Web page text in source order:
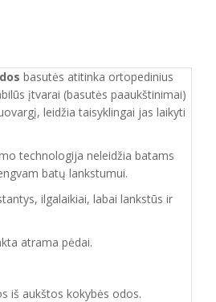
basutės atitinka ortopedinius
įtvarai (basutės paaukštinimai)
leidžia taisyklingai jas laikyti
technologija neleidžia batams
batų lankstumui.
ilgalaikiai, labai lankstūs ir
atrama pėdai.
iš aukštos kokybės odos.